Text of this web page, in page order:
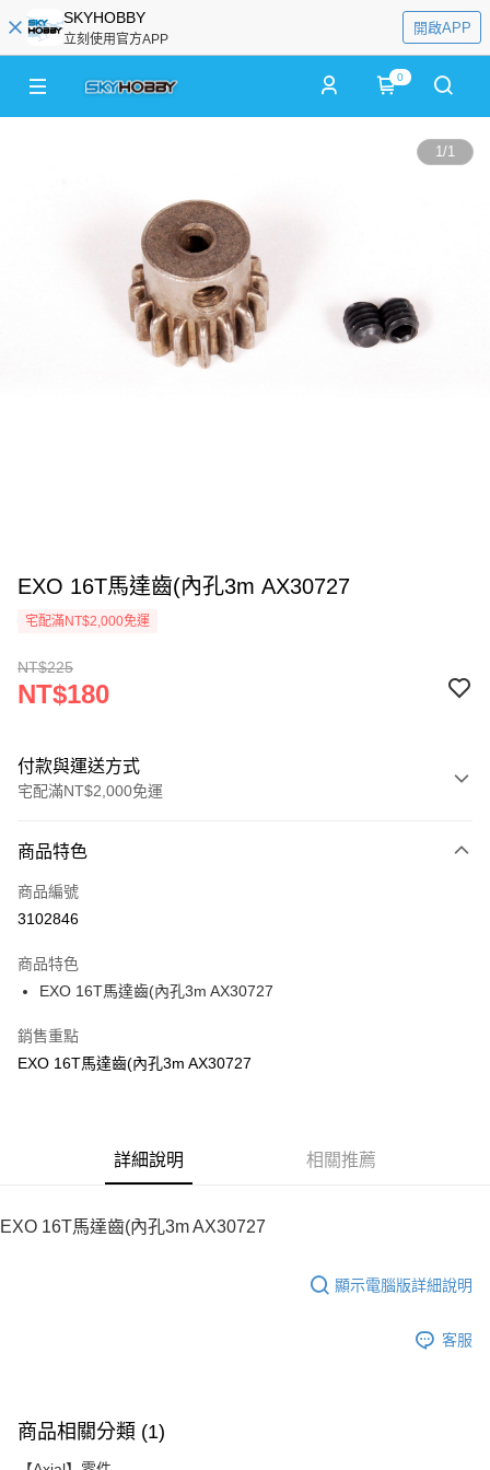
SKYHOBBY
立刻使用官方APP
開啟APP
0
1/1
EXO 16T馬達齒(內孔3m AX30727
宅配滿NT$2,000免運
NT$225
NT$180
付款與運送方式
宅配滿NT$2,000免運
信用卡一次付款
LINE Pay
街口支付
悠遊付
ATM付款
每筆NT$100，滿NT$2,000(含以上)免運費
商品特色
商品編號
3102846
商品特色
EXO 16T馬達齒(內孔3m AX30727
銷售重點
EXO 16T馬達齒(內孔3m AX30727
詳細說明 相關推薦
EXO 16T馬達齒(內孔3m AX30727
顯示電腦版詳細說明
客服
商品相關分類 (1)